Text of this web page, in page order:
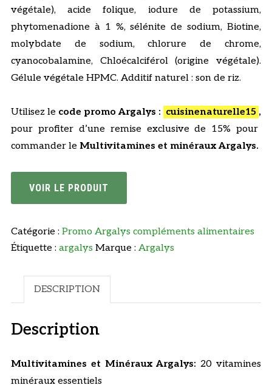
végétale), acide folique, iodure de potassium,
phytomenadione à 1 %, sélénite de sodium, Biotine,
molybdate de sodium, chlorure de chrome,
cyanocobalamine, Chloécalciférol (origine végétale).
Gélule végétale HPMC. Additif naturel : son de riz.
Utilisez le code promo Argalys : cuisinenaturelle15 ,
pour profiter d’une remise exclusive de 15% pour
commander le Multivitamines et minéraux Argalys.
VOIR LE PRODUIT
Catégorie : Promo Argalys compléments alimentaires
Étiquette : argalys Marque : Argalys
DESCRIPTION
Description
Multivitamines et Minéraux Argalys:20 vitamines
minéraux essentiels